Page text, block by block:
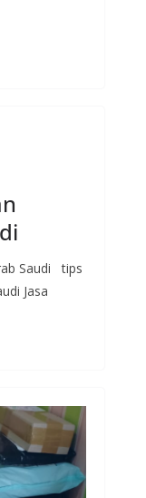
Saudi tips
Jasa